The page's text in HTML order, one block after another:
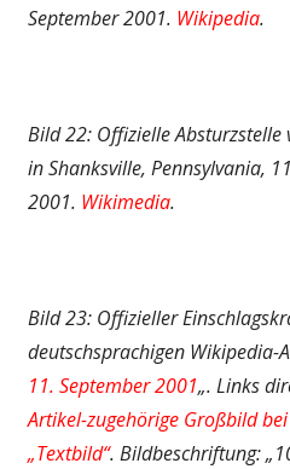
September 2001. Wikipedia.
Bild 22: Offizielle Absturzstelle
in Shanksville, Pennsylvania,
2001. Wikimedia.
Bild 23: Offizieller
deutschsprachigen Wikipedia-
11. September 2001„. Links
Artikel-zugehörige Großbild
„Textbild“. Bildbeschriftung: